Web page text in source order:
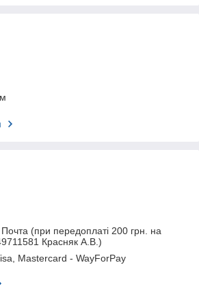
(при передоплаті 200 грн. на
Красняк А.В.)
Mastercard - WayForPay